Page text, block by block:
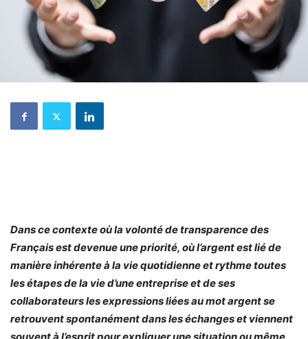
Dans ce contexte où la volonté de transparence des
Français est devenue une priorité, où l’argent est lié de
manière inhérente à la vie quotidienne et rythme toutes
les étapes de la vie d’une entreprise et de ses
collaborateurs les expressions liées au mot argent se
retrouvent spontanément dans les échanges et viennent